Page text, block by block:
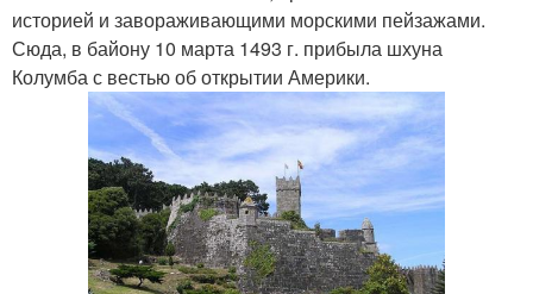
историей и завораживающими морскими пейзажами.
Сюда, в байону 10 марта 1493 г. прибыла шхуна
Колумба с вестью об открытии Америки.